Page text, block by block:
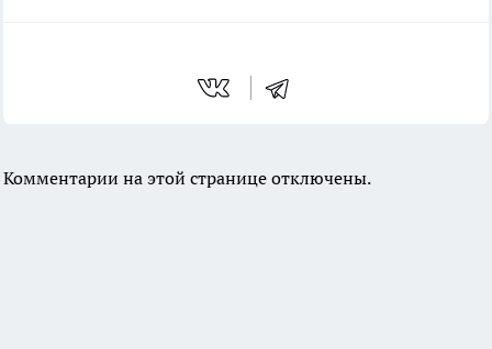
Комментарии на этой странице отключены.